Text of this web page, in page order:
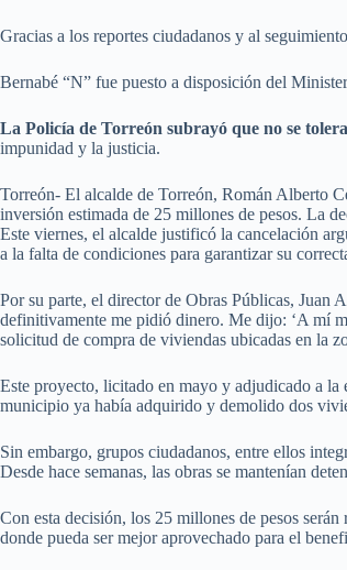
Gracias a los reportes ciudadanos y al
Bernabé “N” fue puesto a disposición del
La Policía de Torreón subrayó que no se
impunidad y la justicia.
Torreón- El alcalde de Torreón, Román Alberto
inversión estimada de 25 millones de pesos. La
Este viernes, el alcalde justificó la cancelación
a la falta de condiciones para garantizar su
Por su parte, el director de Obras Públicas,
definitivamente me pidió dinero. Me dijo: ‘A mí
solicitud de compra de viviendas ubicadas en la
Este proyecto, licitado en mayo y adjudicado a la
municipio ya había adquirido y demolido dos
Sin embargo, grupos ciudadanos, entre ellos
Desde hace semanas, las obras se mantenían
Con esta decisión, los 25 millones de pesos
donde pueda ser mejor aprovechado para el